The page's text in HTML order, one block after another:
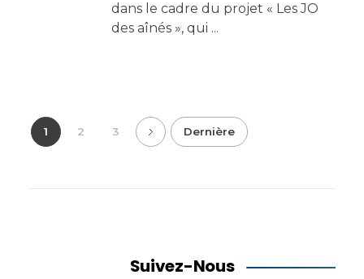
dans le cadre du projet « Les JO
des aînés », qui ...
1 2 3 Dernière
Suivez-Nous